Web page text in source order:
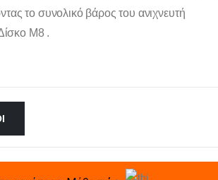
το συνολικό βάρος του ανιχνευτή
M8 .